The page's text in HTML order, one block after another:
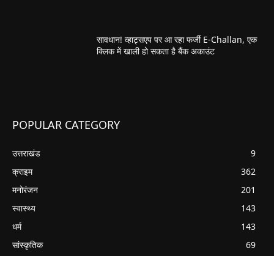
सावधान! व्हाट्सएप पर आ रहा फर्जी E-Challan, एक
क्लिक में खाली हो सकता है बैंक अकाउंट
POPULAR CATEGORY
उत्तराखंड
9
क्राइम
362
मनोरंजन
201
स्वास्थ्य
143
धर्म
143
सांस्कृतिक
69